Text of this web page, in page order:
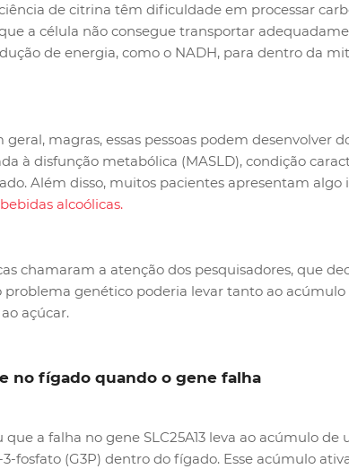
de citrina têm dificuldade em processar
a célula não consegue transportar
de energia, como o NADH, para dentro da
geral, magras, essas pessoas podem desenvolver
à disfunção metabólica (MASLD), condição
Além disso, muitos pacientes apresentam algo
alcoólicas.
chamaram a atenção dos pesquisadores, que
genético poderia levar tanto ao
açúcar.
no fígado quando o gene falha
a falha no gene SLC25A13 leva ao acúmulo de
fosfato (G3P) dentro do fígado. Esse acúmulo